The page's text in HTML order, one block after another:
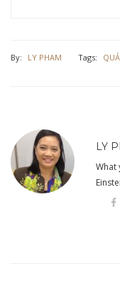
By: LY PHAM Tags:
LY
What